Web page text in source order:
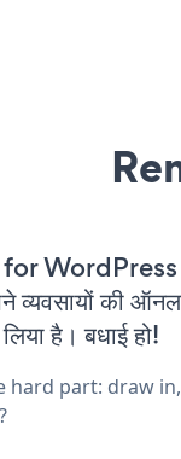
WordPress
की
है। बधाई हो!
hard part: draw